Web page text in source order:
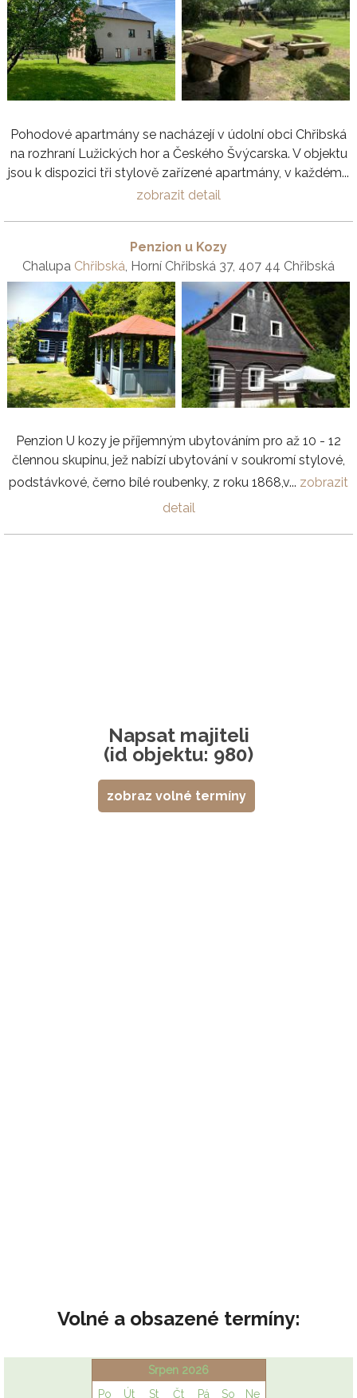
Pohodové apartmány se nacházejí v údolní obci Chřibská
na rozhraní Lužických hor a Českého Švýcarska. V objektu
jsou k dispozici tři stylově zařízené apartmány, v každém...
zobrazit detail
Penzion u Kozy
Chalupa Chřibská , Horní Chřibská 37, 407 44 Chřibská
Penzion U kozy je příjemným ubytováním pro až 10 - 12
člennou skupinu, jež nabízí ubytování v soukromí stylové,
podstávkové, černo bílé roubenky, z roku 1868,v... zobrazit
detail
Napsat majiteli
(id objektu: 980)
zobraz volné termíny
Volné a obsazené termíny: